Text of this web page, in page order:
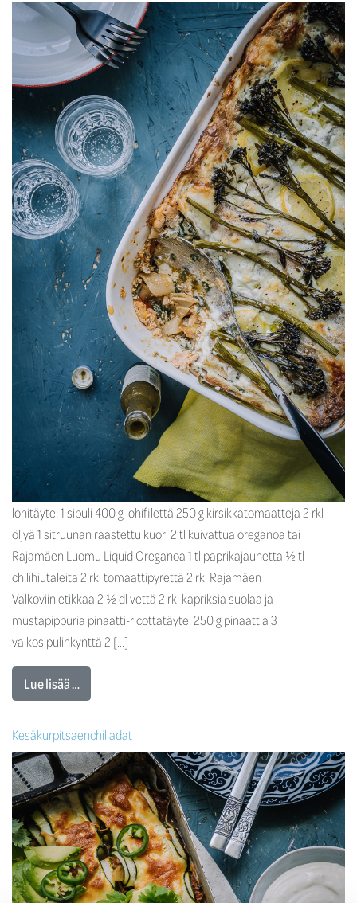
lohitäyte: 1 sipuli 400 g lohifilettä 250 g kirsikkatomaatteja 2 rkl
öljyä 1 sitruunan raastettu kuori 2 tl kuivattua oreganoa tai
Rajamäen Luomu Liquid Oreganoa 1 tl paprikajauhetta ½ tl
chilihiutaleita 2 rkl tomaattipyrettä 2 rkl Rajamäen
Valkoviinietikkaa 2 ½ dl vettä 2 rkl kapriksia suolaa ja
mustapippuria pinaatti-ricottatäyte: 250 g pinaattia 3
valkosipulinkynttä 2 […]
Lue lisää …
Kesäkurpitsaenchilladat